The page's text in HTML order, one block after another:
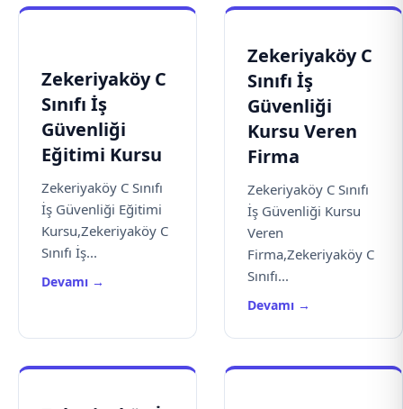
Zekeriyaköy C
Sınıfı İş
Güvenliği
Eğitimi Kursu
Zekeriyaköy C Sınıfı
İş Güvenliği Eğitimi
Kursu,Zekeriyaköy C
Sınıfı İş...
Devamı →
Zekeriyaköy C
Sınıfı İş
Güvenliği
Kursu Veren
Firma
Zekeriyaköy C Sınıfı
İş Güvenliği Kursu
Veren
Firma,Zekeriyaköy C
Sınıfı...
Devamı →